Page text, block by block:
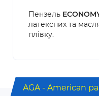
Пензель
латексних та
плівку.
AGA - American